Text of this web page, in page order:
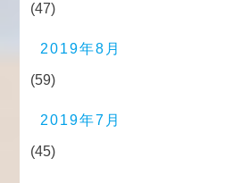
(47)
2019年8月
(59)
2019年7月
(45)